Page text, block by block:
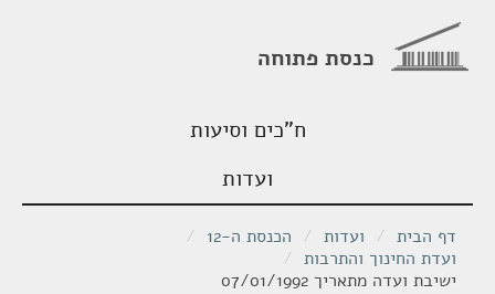
כנסת פתוחה
ח"כים וסיעות
ועדות
דף הבית / ועדות / הכנסת ה-12
/
ועדת החינוך והתרבות /
ישיבת ועדה מתאריך 07/01/1992